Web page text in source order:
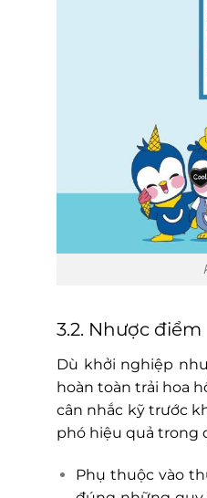
3.2. Nhược điểm
Dù khởi nghiệp
hoàn toàn trải hoa
cân nhắc kỹ trước
phó hiệu quả trong
Phụ thuộc vào